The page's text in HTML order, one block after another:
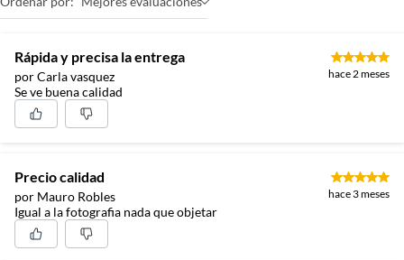
Rápida y precisa la entrega
por Carla vasquez hace 2 meses
Se ve buena calidad
Precio calidad
por Mauro Robles hace 3 meses
Igual a la fotografia nada que objetar